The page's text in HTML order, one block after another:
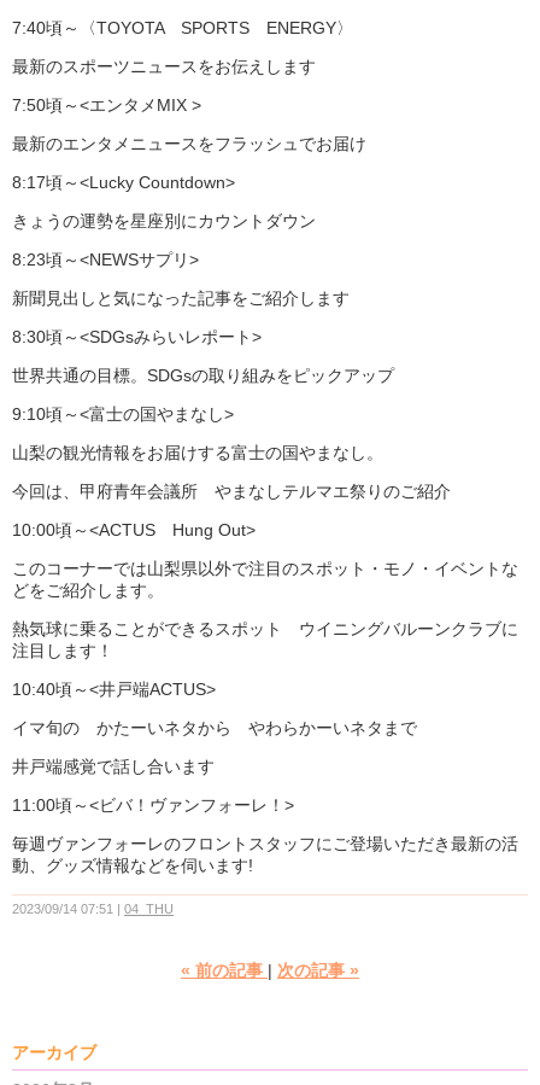
7:40頃～〈TOYOTA SPORTS ENERGY〉
最新のスポーツニュースをお伝えします
7:50頃～<エンタメMIX >
最新のエンタメニュースをフラッシュでお届け
8:17頃～<Lucky Countdown>
きょうの運勢を星座別にカウントダウン
8:23頃～<NEWSサプリ>
新聞見出しと気になった記事をご紹介します
8:30頃～<SDGsみらいレポート>
世界共通の目標。SDGsの取り組みをピックアップ
9:10頃～<富士の国やまなし>
山梨の観光情報をお届けする富士の国やまなし。
今回は、甲府青年会議所 やまなしテルマエ祭りのご紹介
10:00頃～<ACTUS Hung Out>
このコーナーでは山梨県以外で注目のスポット・モノ・イベントな
どをご紹介します。
熱気球に乗ることができるスポット ウイニングバルーンクラブに
注目します！
10:40頃～<井戸端ACTUS>
イマ旬の かたーいネタから やわらかーいネタまで
井戸端感覚で話し合います
11:00頃～<ビバ！ヴァンフォーレ！>
毎週ヴァンフォーレのフロントスタッフにご登場いただき最新の活
動、グッズ情報などを伺います!
2023/09/14 07:51 04_THU
« 前の記事 次の記事 »
アーカイブ